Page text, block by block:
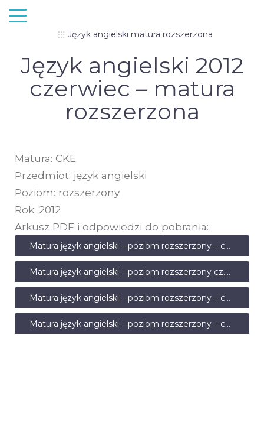
Język angielski matura rozszerzona
Język angielski 2012
czerwiec – matura
rozszerzona
Matura: CKE
Przedmiot: język angielski
Poziom: rozszerzony
Rok: 2012
Arkusz PDF i odpowiedzi do pobrania:
Matura język angielski – poziom rozszerzony – czerwiec 2012
Matura język angielski – poziom rozszerzony cz.2 – czerwiec 2012
Matura język angielski – poziom rozszerzony – czerwiec 2012 – transkrypcja
Matura język angielski – poziom rozszerzony – czerwiec 2012 – odpowiedzi